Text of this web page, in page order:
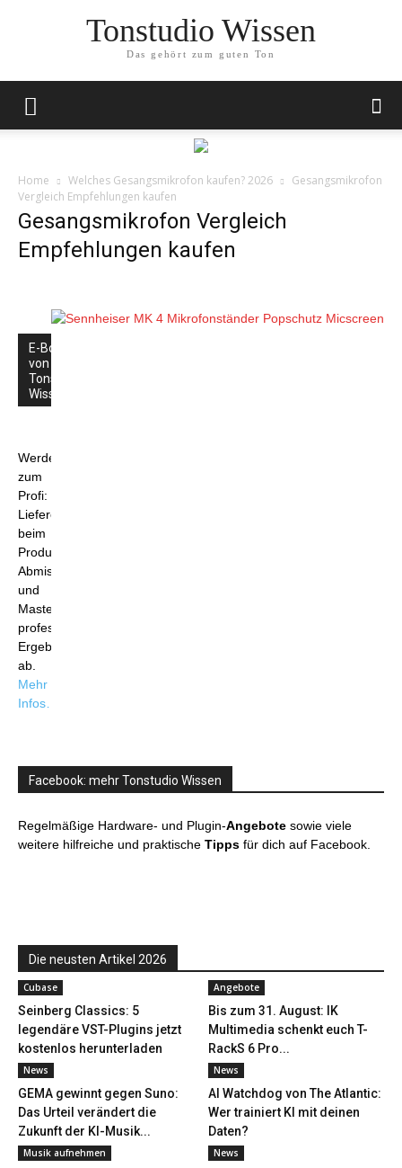
Tonstudio Wissen
Das gehört zum guten Ton
Home Welches Gesangsmikrofon kaufen? 2026
Gesangsmikrofon
Vergleich Empfehlungen kaufen
Gesangsmikrofon Vergleich
Empfehlungen kaufen
E-Book
von
Tonstudio-
Wissen.de
Werde
zum
Profi:
Liefere
beim
Produzieren,
Abmischen
und
Mastering
professionelle
Ergebnisse
ab.
Mehr
Infos…
Facebook: mehr Tonstudio Wissen
Regelmäßige Hardware- und Plugin-Angebote sowie viele
weitere hilfreiche und praktische Tipps für dich auf Facebook.
Die neusten Artikel 2026
Cubase
Seinberg Classics: 5
legendäre VST-Plugins jetzt
kostenlos herunterladen
Angebote
Bis zum 31. August: IK
Multimedia schenkt euch T-
RackS 6 Pro...
News
GEMA gewinnt gegen Suno:
Das Urteil verändert die
Zukunft der KI-Musik...
News
AI Watchdog von The Atlantic:
Wer trainiert KI mit deinen
Daten?
Musik aufnehmen News